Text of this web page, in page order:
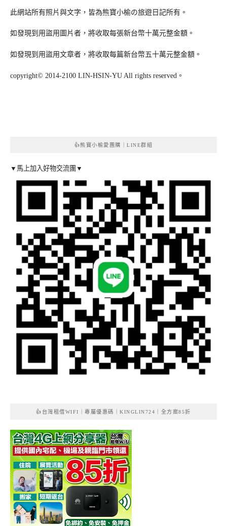
此網站所有照片與文字，皆為熊寶小榆の旅遊日記所有。
如發現到用盜用圖片者，將收取每張新台幣十萬元整金額。
如發現到用盜用文章者，將收取每篇新台幣五十萬元整金額。
copyright© 2014-2100 LIN-HSIN-YU All rights reserved。
👍熊寶小榆愛團購｜LINE群組
▼馬上加入好物交流團▼
👍台灣租借WIFI｜專屬優惠碼｜KINGLIN724｜全方案85折